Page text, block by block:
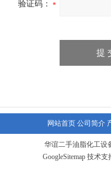
验证码：
网站首页 公司简介
华谊二手油脂化工设
GoogleSitemap 技术支